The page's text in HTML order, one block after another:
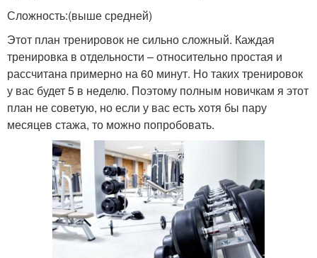
Сложность:(выше средней)
Этот план тренировок не сильно сложный. Каждая
тренировка в отдельности – относительно простая и
рассчитана примерно на 60 минут. Но таких тренировок
у вас будет 5 в неделю. Поэтому полным новичкам я этот
план не советую, но если у вас есть хотя бы пару
месяцев стажа, то можно попробовать.